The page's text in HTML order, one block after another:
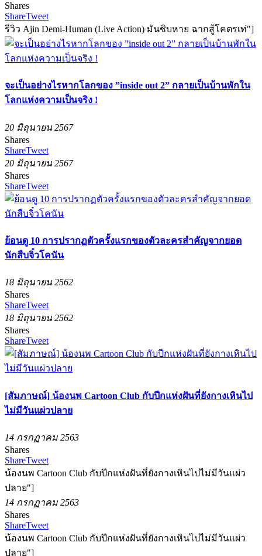
Shares
ShareTweet
รีวิว Ajin Demi-Human (Live Action) มันชิบหาย ฉากสู้โคตรเท่"]
จะเป็นอย่างไรหากโลกของ ”inside out 2” กลายเป็นบ้านพักใน
โลกแห่งความเป็นจริง !
20 มิถุนายน 2567
Shares
ShareTweet
20 มิถุนายน 2567
Shares
ShareTweet
ย้อนดู 10 การปรากฏตัวครั้งแรกของตัวละครสำคัญจากยอด
นักสืบจิ๋วโคนัน
18 มิถุนายน 2562
Shares
ShareTweet
18 มิถุนายน 2562
Shares
ShareTweet
[สัมภาษณ์] น้องนพ Cartoon Club กับปีกแห่งฝันที่ยังกางเหินไป
ไม่มีวันแผ่วปลาย
14 กรกฏาคม 2563
Shares
ShareTweet
น้องนพ Cartoon Club กับปีกแห่งฝันที่ยังกางเหินไปไม่มีวันแผ่ว
ปลาย"]
14 กรกฏาคม 2563
Shares
ShareTweet
น้องนพ Cartoon Club กับปีกแห่งฝันที่ยังกางเหินไปไม่มีวันแผ่ว
ปลาย"]